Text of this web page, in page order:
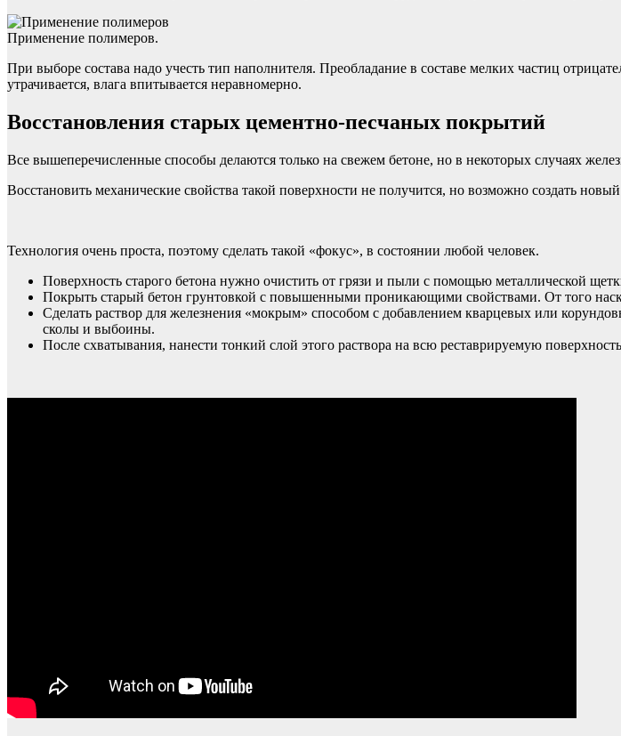
Применение полимеров.
При выборе состава надо учесть тип наполнителя. Преобладание в составе мелких частиц
утрачивается, влага впитывается неравномерно.
Восстановления старых цементно-песчаных покрытий
Все вышеперечисленные способы делаются только на свежем бетоне, но в некоторых случаях
Восстановить механические свойства такой поверхности не получится, но возможно создать
Технология очень проста, поэтому сделать такой «фокус», в состоянии любой человек.
Поверхность старого бетона нужно очистить от грязи и пыли с помощью металлической
Покрыть старый бетон грунтовкой с повышенными проникающими свойствами. От того
Сделать раствор для железнения «мокрым» способом с добавлением кварцевых или
сколы и выбоины.
После схватывания, нанести тонкий слой этого раствора на всю реставрируемую